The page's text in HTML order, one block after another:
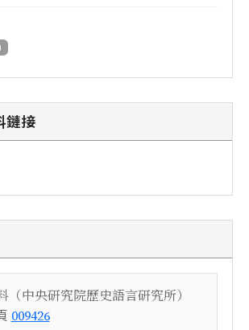
鏈接
（中央研究院歷史語言研究所）
009426